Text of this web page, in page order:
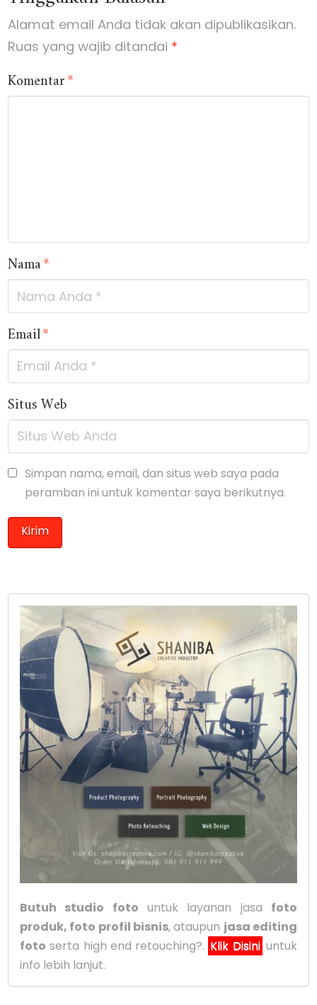
Alamat email Anda tidak akan dipublikasikan.
Ruas yang wajib ditandai *
Komentar*
Nama*
Email*
Situs Web
Simpan nama, email, dan situs web saya pada
peramban ini untuk komentar saya berikutnya.
Butuh studio foto untuk layanan jasa foto
produk, foto profil bisnis, ataupun jasa editing
foto serta high end retouching?. Klik Disini untuk
info lebih lanjut.